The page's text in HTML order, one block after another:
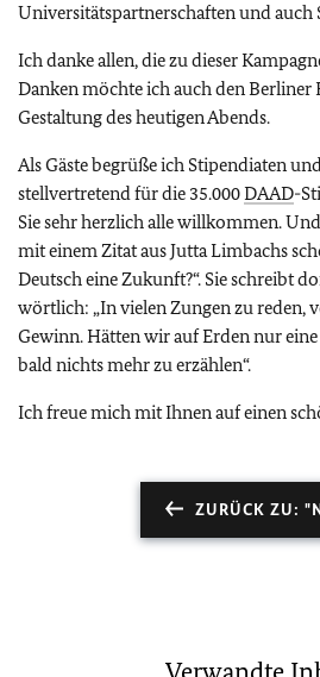
Universitätspartnerschaften und auch
Ich danke allen, die zu dieser
Danken möchte ich auch den Berliner
Gestaltung des heutigen Abends.
Als Gäste begrüße ich Stipendiaten
stellvertretend für die 35.000DAAD-
Sie sehr herzlich alle willkommen.
mit einem Zitat aus Jutta Limbachs
Deutsch eine Zukunft?“. Sie schreibt
wörtlich: „In vielen Zungen zu reden,
Gewinn. Hätten wir auf Erden nur
bald nichts mehr zu erzählen“.
Ich freue mich mit Ihnen auf einen
ZURÜCK ZU: